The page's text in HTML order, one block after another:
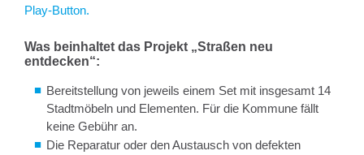
Play-Button.
Was beinhaltet das Projekt „Straßen neu
entdecken“:
Bereitstellung von jeweils einem Set mit insgesamt 14
Stadtmöbeln und Elementen. Für die Kommune fällt
keine Gebühr an.
Die Reparatur oder den Austausch von defekten